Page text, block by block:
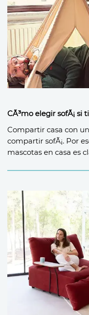
CÃ³mo elegir sofÃ¡ si
Compartir casa con
compartir sofÃ¡. Por
mascotas en casa es